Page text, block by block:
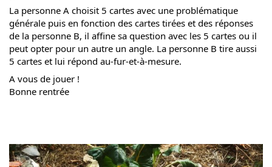
La personne A choisit 5 cartes avec une problématique
générale puis en fonction des cartes tirées et des réponses
de la personne B, il affine sa question avec les 5 cartes ou il
peut opter pour un autre un angle. La personne B tire aussi
5 cartes et lui répond au-fur-et-à-mesure.
A vous de jouer !
Bonne rentrée